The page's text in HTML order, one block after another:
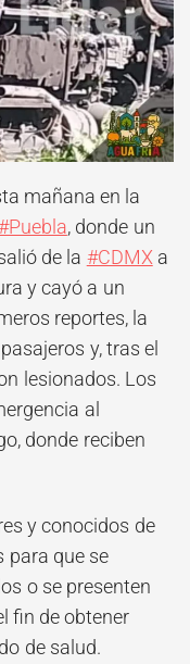
mañana en la
, donde un
de la #CDMXa
y cayó a un
reportes, la
y, tras el
lesionados. Los
al
donde reciben
y conocidos de
para que se
o se presenten
fin de obtener
de salud.